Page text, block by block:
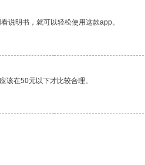
说明书，就可以轻松使用这款app。
该在50元以下才比较合理。